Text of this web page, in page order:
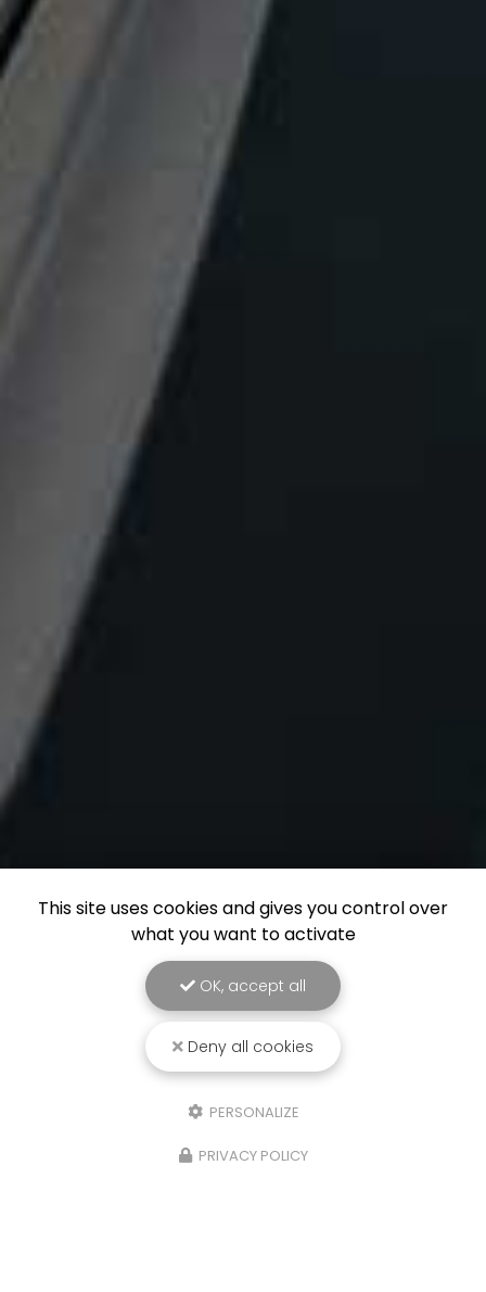
This site uses cookies and gives you control over
what you want to activate
OK, accept all
Deny all cookies
PERSONALIZE
PRIVACY POLICY